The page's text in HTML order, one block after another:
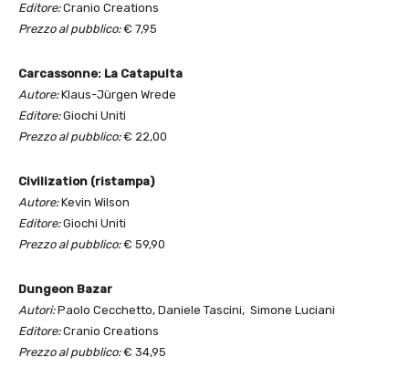
Editore:Cranio Creations
Prezzo al pubblico:€ 7,95
Carcassonne: La Catapulta
Autore:Klaus-Jürgen Wrede
Editore:Giochi Uniti
Prezzo al pubblico:€ 22,00
Civilization (ristampa)
Autore:Kevin Wilson
Editore:Giochi Uniti
Prezzo al pubblico:€ 59,90
Dungeon Bazar
Autori:Paolo Cecchetto, Daniele Tascini, Simone Luciani
Editore:Cranio Creations
Prezzo al pubblico:€ 34,95